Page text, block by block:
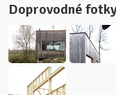
Doprovodné